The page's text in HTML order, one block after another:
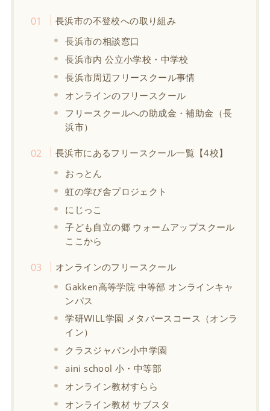
長浜市の不登校への取り組み
長浜市の相談窓口
長浜市内 公立小学校・中学校
長浜市周辺フリースクール事情
オンラインのフリースクール
フリースクールへの助成金・補助金（長
浜市）
長浜市にあるフリースクール一覧【4校】
おっとん
虹の学び舎プロジェクト
にじっこ
子ども自立の郷 ウォームアップスクール
ここから
オンラインのフリースクール
Gakken高等学院 中等部 オンラインキャ
ンパス
学研WILL学園 メタバースコース（オンラ
イン）
クラスジャパン小中学園
aini school 小・中等部
オンライン教材すらら
オンライン教材 サブスタ